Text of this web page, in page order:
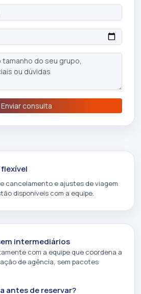
Enviar consulta
cancelamento e ajustes de viagem
disponíveis com a equipe.
intermediários
com a equipe que coordena a
de agência, sem pacotes
antes de reservar?